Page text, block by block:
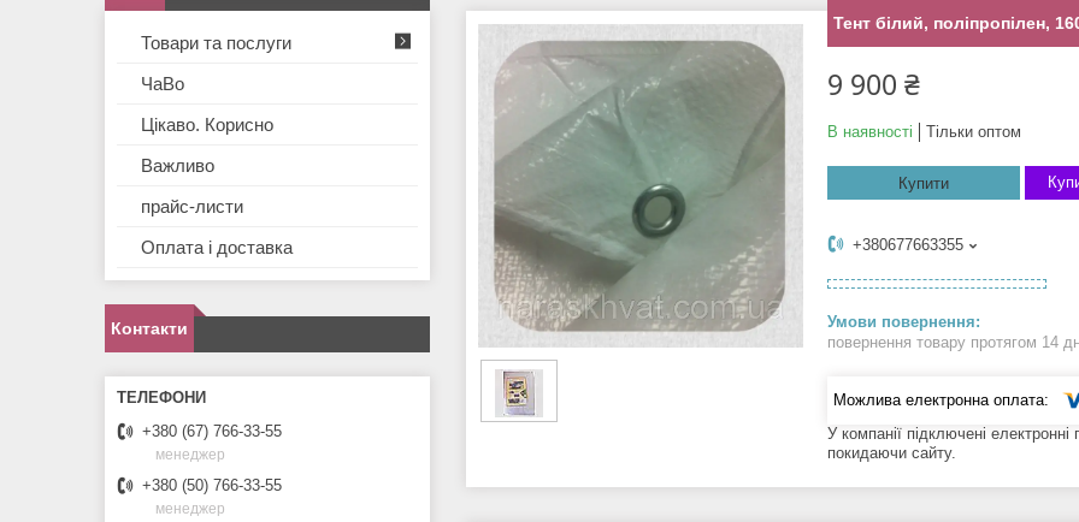
Тент білий, поліпропілен,
9 900 ₴
В наявності Тільки оптом
Купити
+380677663355
повернення товару протягом 14
У компанії підключені
покидаючи сайту.
Товари та послуги
ЧаВо
Цікаво. Корисно
Важливо
прайс-листи
Оплата і доставка
Контакти
+380 (67) 766-33-55
менеджер
+380 (50) 766-33-55
менеджер